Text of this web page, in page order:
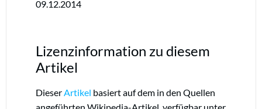
09.12.2014
Lizenzinformation zu diesem
Artikel
DieserArtikel basiert auf dem in den Quellen